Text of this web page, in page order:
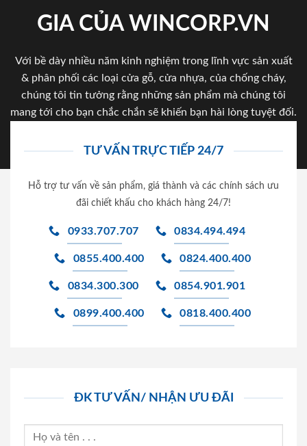
GIA CỦA WINCORP.VN
Với bề dày nhiều năm kinh nghiệm trong lĩnh vực sản xuất
& phân phối các loại cửa gỗ, cửa nhựa, của chống cháy,
chúng tôi tin tưởng rằng những sản phẩm mà chúng tôi
mang tới cho bạn chắc chắn sẽ khiến bạn hài lòng tuyệt đối.
TƯ VẤN TRỰC TIẾP 24/7
Hỗ trợ tư vấn về sản phẩm, giá thành và các chính sách ưu
đãi chiết khấu cho khách hàng 24/7!
0933.707.707 0834.494.494
0855.400.400 0824.400.400
0834.300.300 0854.901.901
0899.400.400 0818.400.400
ĐK TƯ VẤN/ NHẬN ƯU ĐÃI